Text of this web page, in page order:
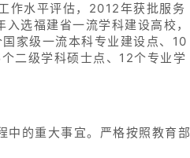
作水平评估，2012年获批服务
选福建省一流学科建设高校，
家级一流本科专业建设点、10
二级学科硕士点、12个专业学
中的重大事宜。严格按照教育部